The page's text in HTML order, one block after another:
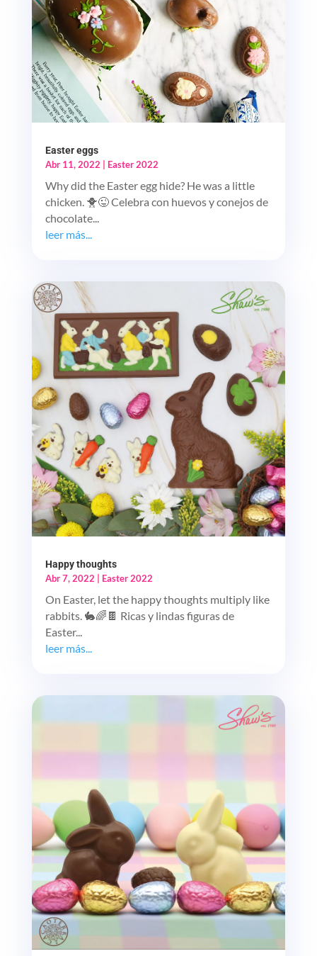
Easter eggs
Abr 11, 2022
Easter 2022
Why did the Easter egg hide? He was a little
chicken. 🐥😜 Celebra con huevos y conejos de
chocolate...
leer más...
Happy thoughts
Abr 7, 2022 | Easter 2022
On Easter, let the happy thoughts multiply like
rabbits. 🐇🌈🍫 Ricas y lindas figuras de
Easter...
leer más...